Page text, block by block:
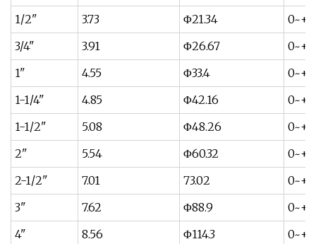
1/2"
3.73 Φ21.34
3/4"
3.91 Φ26.67
1"
4.55 Φ33.4
1-1/4"
4.85 Φ42.16
1-1/2"
5.08 Φ48.26
2"
5.54 Φ60.32
2-1/2"
7.01 73.02
3"
7.62 Φ88.9
4"
8.56 Φ114.3